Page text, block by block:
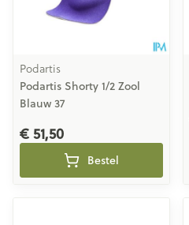
Podartis
Podartis Shorty 1/2 Zool
Blauw 37
€ 51,50
Bestel